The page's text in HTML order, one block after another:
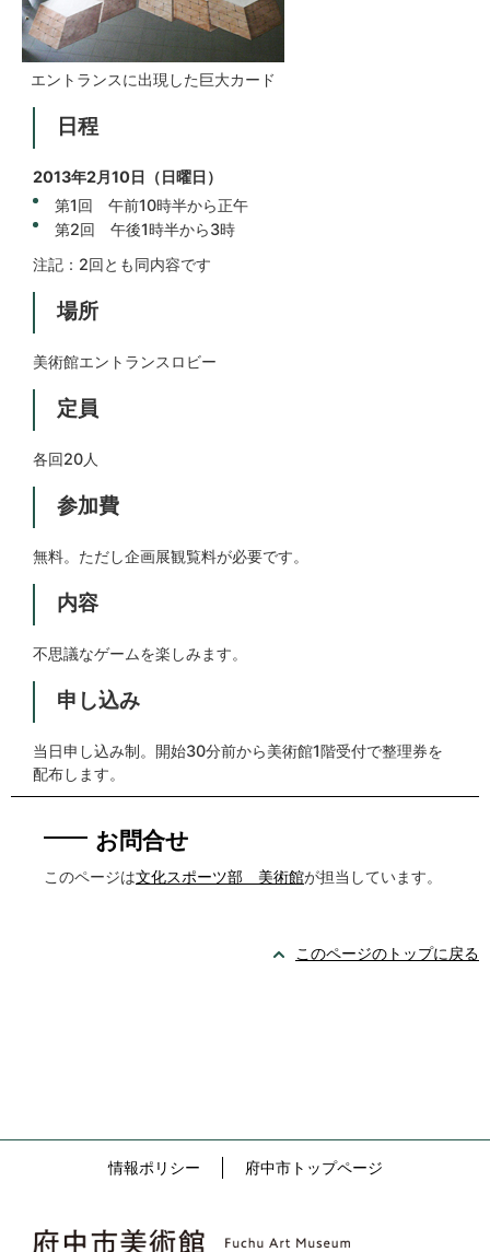
エントランスに出現した巨大カード
日程
2013年2月10日（日曜日）
第1回 午前10時半から正午
第2回 午後1時半から3時
注記：2回とも同内容です
場所
美術館エントランスロビー
定員
各回20人
参加費
無料。ただし企画展観覧料が必要です。
内容
不思議なゲームを楽しみます。
申し込み
当日申し込み制。開始30分前から美術館1階受付で整理券を
配布します。
お問合せ
このページは文化スポーツ部 美術館が担当しています。
このページのトップに戻る
情報ポリシー 府中市トップページ